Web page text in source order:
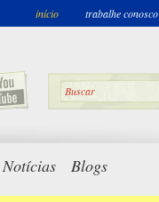
trabalhe conosco
início
Notícias Blogs